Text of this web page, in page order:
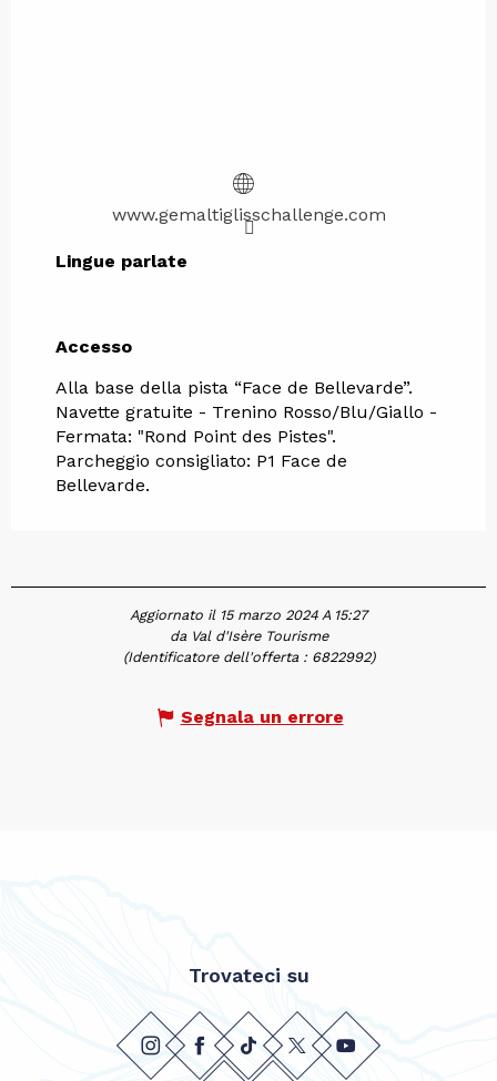
www.gemaltiglisschallenge.com
Lingue parlate
Lingue parlate
Accesso
Accesso
Alla base della pista “Face de Bellevarde”.
Navette gratuite - Trenino Rosso/Blu/Giallo -
Fermata: "Rond Point des Pistes".
Parcheggio consigliato: P1 Face de
Bellevarde.
Aggiornato il 15 marzo 2024 A 15:27
da Val d'Isère Tourisme
(Identificatore dell'offerta : 6822992)
Segnala un errore
Trovateci su